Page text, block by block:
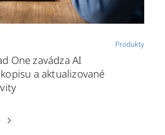
Produkty
One zavádza AI
a aktualizované
ČÍTAJ VIAC: POCKETBOOK